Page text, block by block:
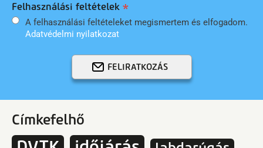
Felhasználási feltételek
A felhasználási feltételeket megismertem és elfogadom.
Adatvédelmi nyilatkozat
FELIRATKOZÁS
Címkefelhő